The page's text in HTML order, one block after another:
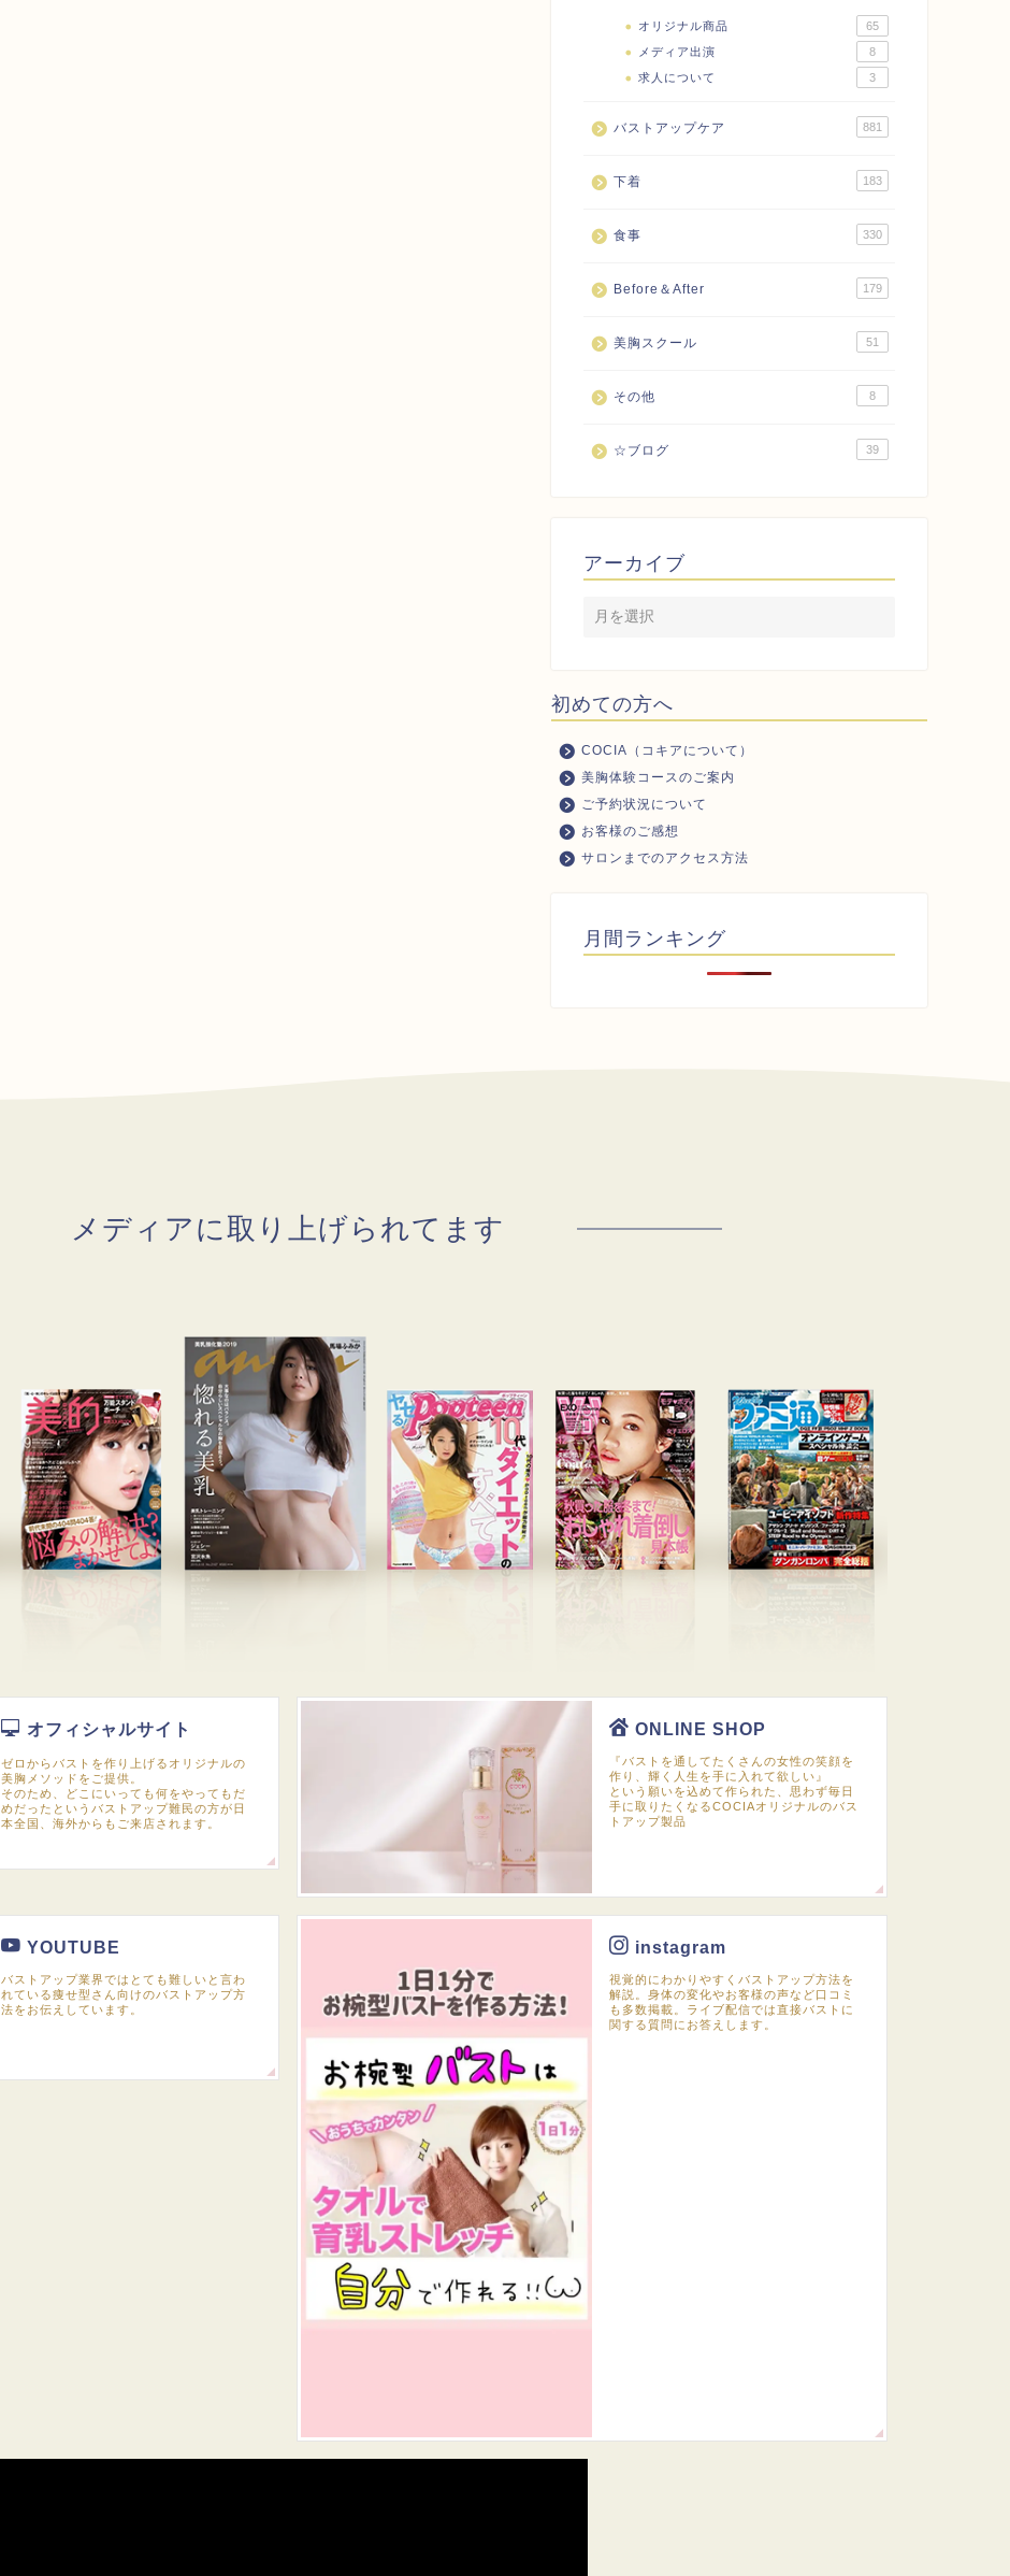
オリジナル商品
65
メディア出演
8
求人について
3
バストアップケア 881
下着 183
食事 330
Before＆After 179
美胸スクール 51
その他 8
☆ブログ 39
アーカイブ
初めての方へ
COCIA（コキアについて）
美胸体験コースのご案内
ご予約状況について
お客様のご感想
サロンまでのアクセス方法
月間ランキング
メディアに取り上げられてます
オフィシャルサイト
ゼロからバストを作り上げるオリジナルの
美胸メソッドをご提供。
そのため、どこにいっても何をやってもだ
めだったというバストアップ難民の方が日
本全国、海外からもご来店されます。
ONLINE SHOP
『バストを通してたくさんの女性の笑顔を
作り、輝く人生を手に入れて欲しい』
という願いを込めて作られた、思わず毎日
手に取りたくなるCOCIAオリジナルのバス
トアップ製品
YOUTUBE
バストアップ業界ではとても難しいと言わ
れている痩せ型さん向けのバストアップ方
法をお伝えしています。
instagram
視覚的にわかりやすくバストアップ方法を
解説。身体の変化やお客様の声など口コミ
も多数掲載。ライブ配信では直接バストに
関する質問にお答えします。